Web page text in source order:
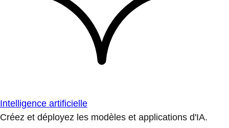
Intelligence artificielle
Créez et déployez les modèles et applications d'IA.